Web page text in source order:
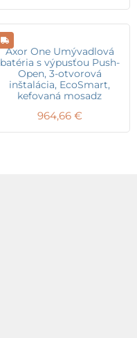
Axor One Umývadlová
batéria s výpusťou Push-
Open, 3-otvorová
inštalácia, EcoSmart,
kefovaná mosadz
964,66 €